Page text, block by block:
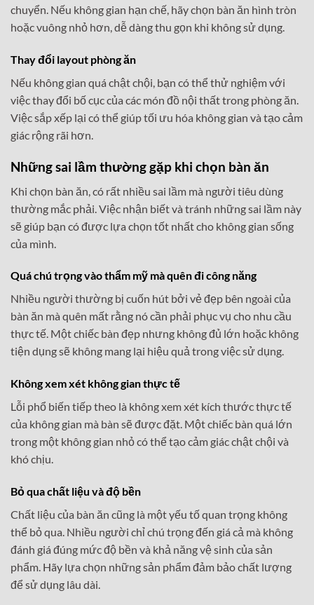
chuyển. Nếu không gian hạn chế, hãy chọn bàn ăn hình tròn
hoặc vuông nhỏ hơn, dễ dàng thu gọn khi không sử dụng.
Thay đổi layout phòng ăn
Nếu không gian quá chật chội, bạn có thể thử nghiệm với
việc thay đổi bố cục của các món đồ nội thất trong phòng ăn.
Việc sắp xếp lại có thể giúp tối ưu hóa không gian và tạo cảm
giác rộng rãi hơn.
Những sai lầm thường gặp khi chọn bàn ăn
Khi chọn bàn ăn, có rất nhiều sai lầm mà người tiêu dùng
thường mắc phải. Việc nhận biết và tránh những sai lầm này
sẽ giúp bạn có được lựa chọn tốt nhất cho không gian sống
của mình.
Quá chú trọng vào thẩm mỹ mà quên đi công năng
Nhiều người thường bị cuốn hút bởi vẻ đẹp bên ngoài của
bàn ăn mà quên mất rằng nó cần phải phục vụ cho nhu cầu
thực tế. Một chiếc bàn đẹp nhưng không đủ lớn hoặc không
tiện dụng sẽ không mang lại hiệu quả trong việc sử dụng.
Không xem xét không gian thực tế
Lỗi phổ biến tiếp theo là không xem xét kích thước thực tế
của không gian mà bàn sẽ được đặt. Một chiếc bàn quá lớn
trong một không gian nhỏ có thể tạo cảm giác chật chội và
khó chịu.
Bỏ qua chất liệu và độ bền
Chất liệu của bàn ăn cũng là một yếu tố quan trọng không
thể bỏ qua. Nhiều người chỉ chú trọng đến giá cả mà không
đánh giá đúng mức độ bền và khả năng vệ sinh của sản
phẩm. Hãy lựa chọn những sản phẩm đảm bảo chất lượng
để sử dụng lâu dài.